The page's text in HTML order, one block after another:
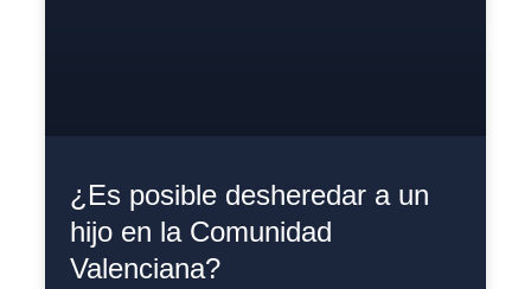
¿Es posible desheredar a un
hijo en la Comunidad
Valenciana?